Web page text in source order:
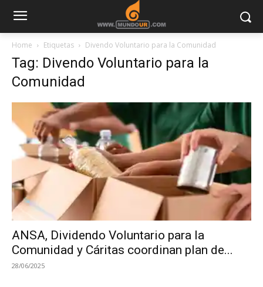
Home Etiquetas Divendo Voluntario para la Comunidad
Tag: Divendo Voluntario para la
Comunidad
ANSA, Dividendo Voluntario para la
Comunidad y Cáritas coordinan plan de...
28/06/2025